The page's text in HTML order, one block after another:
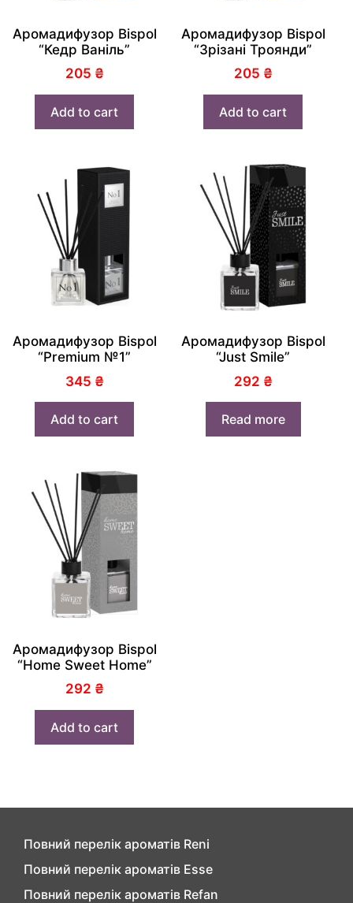
Аромадифузор Bispol
“Кедр Ваніль”
205 ₴
Add to cart
Аромадифузор Bispol
“Зрізані Троянди”
205 ₴
Add to cart
Аромадифузор Bispol
“Premium №1”
345 ₴
Add to cart
Аромадифузор Bispol
“Just Smile”
292 ₴
Read more
Аромадифузор Bispol
“Home Sweet Home”
292 ₴
Add to cart
Повний перелік ароматів Reni
Повний перелік ароматів Esse
Повний перелік ароматів Refan